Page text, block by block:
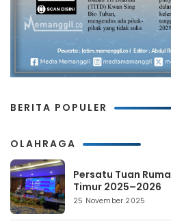
BERITA POPULER
OLAHRAGA
Persatu Tuan
Timur 2025–2026
25 November 2025